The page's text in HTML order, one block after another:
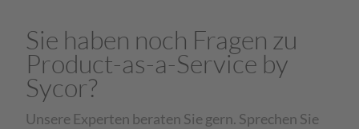
Sie haben noch Fragen zu
Product-as-a-Service by
Sycor?
Unsere Experten beraten Sie gern. Sprechen Sie